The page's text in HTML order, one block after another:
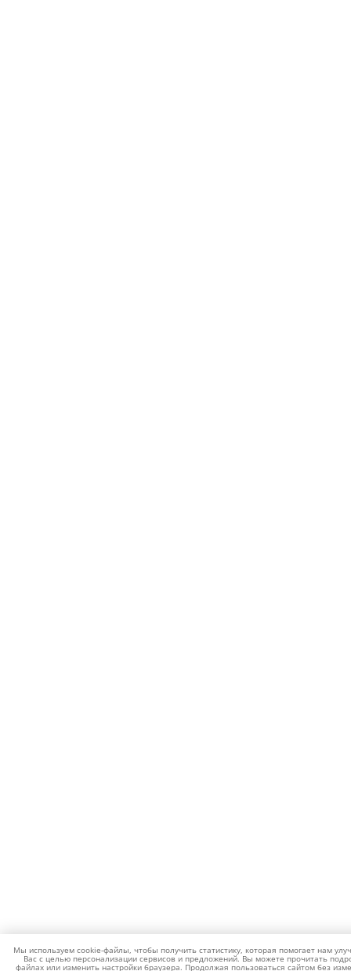
Мы используем cookie-файлы, чтобы получить статистику, которая помогает нам
Вас с целью персонализации сервисов и предложений. Вы можете прочитать
файлах или изменить настройки браузера. Продолжая пользоваться сайтом без